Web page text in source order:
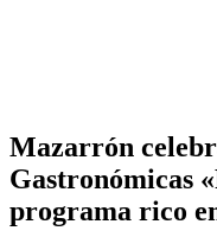
Mazarrón
Gastronómicas
programa rico